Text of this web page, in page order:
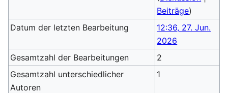
Beiträge)
Datum der letzten Bearbeitung
12:36, 27. Jun.
2026
Gesamtzahl der Bearbeitungen
2
Gesamtzahl unterschiedlicher
Autoren
1